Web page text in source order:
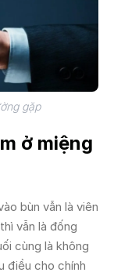
gặp
ở miệng
bùn vẫn là viên
vẫn là đống
cùng là không
điều cho chính